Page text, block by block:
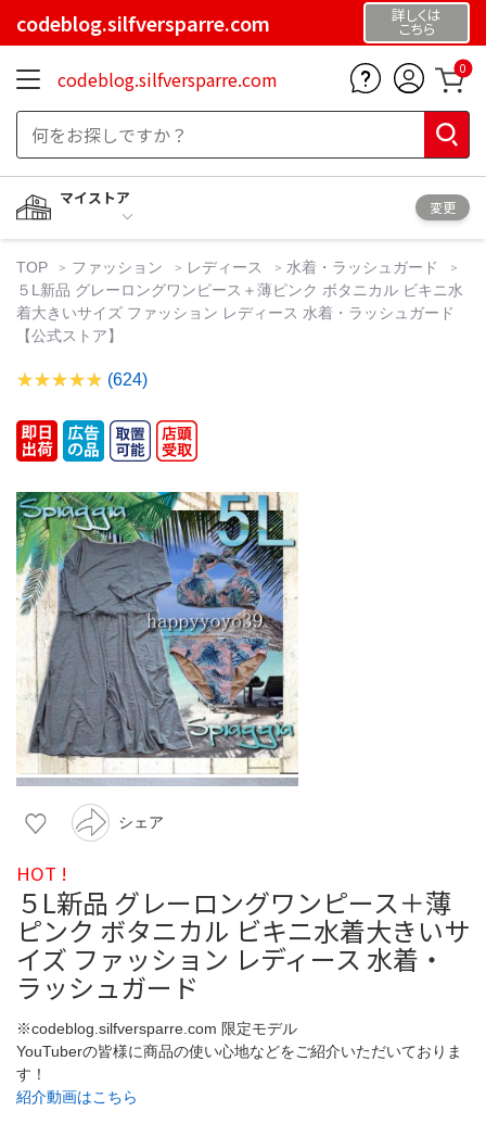
codeblog.silfversparre.com 詳しくは
こちら
codeblog.silfversparre.com 0
マイストア
変更
TOP ファッション レディース
水着・ラッシュガード
５L新品 グレーロングワンピース＋薄ピンク ボタニカル ビキニ水
着大きいサイズ ファッション レディース 水着・ラッシュガード
【公式ストア】
(624)
シェア
HOT !
５L新品 グレーロングワンピース＋薄
ピンク ボタニカル ビキニ水着大きいサ
イズ ファッション レディース 水着・
ラッシュガード
※codeblog.silfversparre.com 限定モデル
YouTuberの皆様に商品の使い心地などをご紹介いただいておりま
す！
紹介動画はこちら